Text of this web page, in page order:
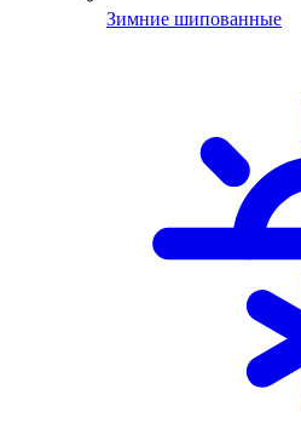
Зимние шипованные